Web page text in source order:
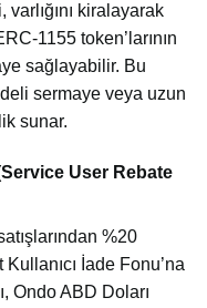
kiralayarak
1155 token’larının
sağlayabilir. Bu
sermaye veya uzun
sunar.
User Rebate
%20
İade Fonu’na
Ondo ABD Doları